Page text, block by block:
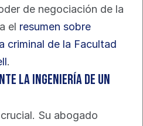
de negociación de la
el resumen sobre
criminal de la Facultad
.
la ingeniería de un
Su abogado